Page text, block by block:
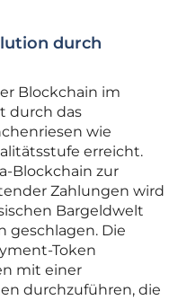
durch
Blockchain im
durch das
wie
erreicht.
Blockchain zur
Zahlungen wird
Bargeldwelt
geschlagen. Die
Token
mit einer
durchzuführen, die